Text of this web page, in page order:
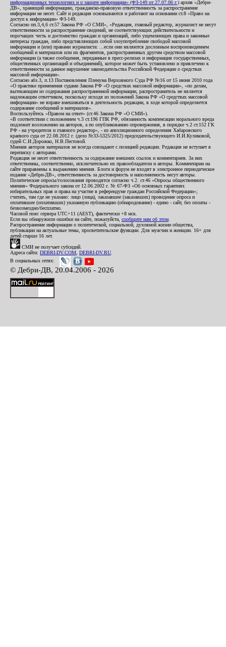
информационных технологиях и о защите информации» (ФЗ-149 от 27.07.06 г.) архив «Дебри-
ДВ», хранящий информацию, гражданско-правовую ответственность за распространение
информации не несет. Сайт и редакция основываются и работают на основании ст.8 «Право на
доступ к информации» ФЗ-149.
Согласно пп.3,4,6 ст.57 Закона РФ «О СМИ», «Редакция, главный редактор, журналист не несут
ответственности за распространение сведений, не соответствующих действительности и
порочащих честь и достоинство граждан и организаций, либо ущемляющих права и законные
интересы граждан, либо представляющих собой злоупотребление свободой массовой
информации и (или) правами журналиста: ...если они являются дословным воспроизведением
сообщений и материалов или их фрагментов, распространенных другим средством массовой
информации (а также сообщения, переданные в пресс-релизах и информация государственных,
общественных организаций и объединений), которое может быть установлено и привлечено к
ответственности за данное нарушение законодательства Российской Федерации о средствах
массовой информации».
Согласно абз.3, п.13 Постановления Пленума Верховного Суда РФ №16 от 15 июня 2010 года
«О практике применения судами Закона РФ «О средствах массовой информации», «по делам,
вытекающим из содержания распространенной информации, распространитель не является
надлежащим ответчиком, поскольку исходя из положений Закона РФ «О средствах массовой
информации» не вправе вмешиваться в деятельность редакции, в ходе которой определяется
содержание сообщений и материалов».
Воспользуйтесь «Правом на ответ» (ст.46 Закона РФ «О СМИ»).
«В соответствии с положением ч.3 ст.196 ГПК РФ, обязанность компенсации морального вреда
подлежит возложению на авторов, а по опубликованию опровержения, в порядке ч.2 ст.152 ГК
РФ - на учредителя и главного редактор», - из апелляционного определения Хабаровского
краевого суда от 22.08.2012 г. (дело №33-5325/2012) председательствующего И.И.Куликовой,
судей С.И.Дорожко, Н.В.Пестовой.
Мнения авторов материалов не всегда совпадают с позицией редакции. Редакция не вступает в
переписку с авторами.
Редакция не несет ответственность за содержание внешних ссылок и комментариев. За них
ответственны, соответственно, исключительно их правообладатели и авторы. Комментарии на
сайте приравнены к выражению мнения. Блоги и форум не входят в электронное периодическое
издание «Дебри-ДВ», ответственность за достоверность и наполняемость несут авторы.
Политические опросы/голосования проводятся согласно ч.2. ст.46 «Опросы общественного
мнения» Федерального закона от 12.06.2002 г. № 67-ФЗ «Об основных гарантиях
избирательных прав и права на участие в референдуме граждан Российской Федерации»;
считать, там где не указано: лицо (лица), заказавшее (заказавших) проведение опроса и
оплатившее (оплативших) указанную публикацию (обнародование) - едино - сайт, без оплаты -
безвозмездно/бесплатно.
Часовой пояс сервера UTC+11 (AEST), фактически +8 мск.
Если вы обнаружили ошибки на сайте, пожалуйста, сообщите нам об этом
Распространение информации о политической, социальной, духовной жизни общества,
публикации на актуальные темы, просветительские функции. Для мужчин и женщин. 16+ для
детей старше 16 лет.
СМИ не получает субсидий.
Адреса сайта: DEBRI-DV.COM DEBRI-DV.RU
В социальных сетях:
© Дебри-ДВ, 20.04.2006 - 2026